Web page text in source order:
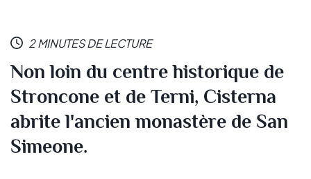
2 MINUTES DE LECTURE
Non loin du centre historique de
Stroncone et de Terni, Cisterna
abrite l'ancien monastère de San
Simeone.